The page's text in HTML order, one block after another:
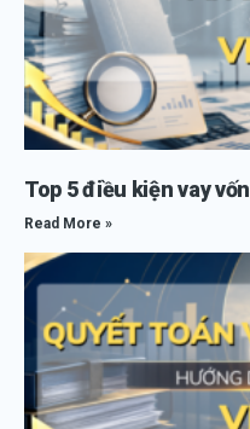
Top 5 điều kiện vay
Read More »